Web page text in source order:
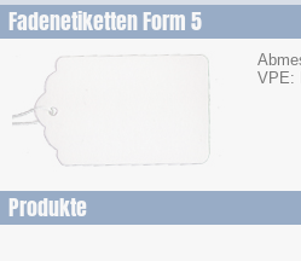
Fadenetiketten Form 5
VPE:
Produkte